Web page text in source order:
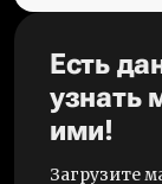
Есть
узнать
ими!
Загрузите